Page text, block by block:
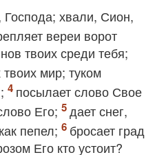
хвали, Сион,
вереи ворот
твоих среди тебя;
мир; туком
посылает слово Свое
Его;
дает снег,
пепел;
бросает град
Его кто устоит?